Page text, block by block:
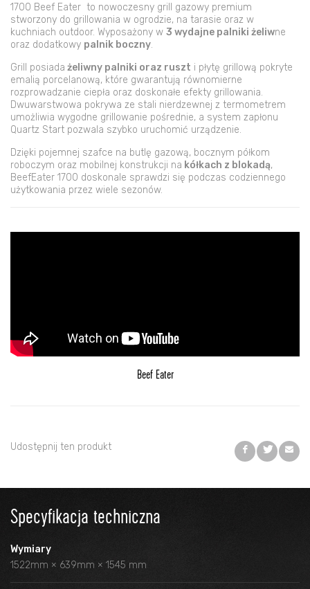
1700 Beef Eater to nowoczesny grill gazowy premium
stworzony do grillowania w ogrodzie, na tarasie oraz w
kuchniach outdoor. Wyposażony w 3 wydajne palniki żeliwne
oraz dodatkowy palnik boczny.
Grill posiada żeliwny palniki oraz ruszt i płytę grillową pokryte
emalią porcelanową, które gwarantują równomierne
rozprowadzanie ciepła oraz doskonałe efekty grillowania.
Dwuwarstwowa pokrywa ze stali nierdzewnej z termometrem
umożliwia wygodne grillowanie pośrednie, a system zapłonu
Quartz Start pozwala szybko uruchomić urządzenie.
Dzięki pojemnej szafce na butlę gazową, bocznym półkom
roboczym oraz mobilnej konstrukcji na kółkach z blokadą,
BeefEater 1700 doskonale sprawdzi się podczas codziennego
użytkowania przez wiele sezonów.
Beef Eater
Udostępnij ten produkt
Specyfikacja techniczna
Wymiary
1522mm × 639mm × 1545 mm